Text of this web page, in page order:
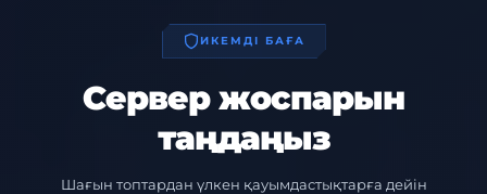
ИКЕМДІ БАҒА
Сервер жоспарын
таңдаңыз
Шағын топтардан үлкен қауымдастықтарға дейін